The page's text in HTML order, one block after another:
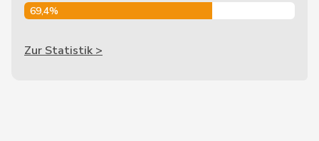
69,4%
Zur Statistik >